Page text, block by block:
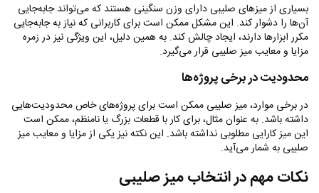
بسیاری از میزهای صلیبی دارای وزن سنگینی هستند که می‌تواند جابه‌جایی
آن‌ها را دشوار کند. این مشکل ممکن است برای کاربرانی که نیاز به جابه‌جایی
مکرر ابزارها دارند، ایجاد چالش کند. به همین دلیل، این ویژگی نیز در زمره
مزایا و معایب میز صلیبی قرار می‌گیرد.
محدودیت در برخی پروژه‌ها
در برخی موارد، میز صلیبی ممکن است برای پروژه‌های خاص محدودیت‌هایی
داشته باشد. به عنوان مثال، برای کار با قطعات بزرگ یا نامنظم، ممکن است
این میز کارایی مطلوبی نداشته باشد. این نکته نیز یکی از مزایا و معایب میز
صلیبی به شمار می‌آید.
نکات مهم در انتخاب میز صلیبی